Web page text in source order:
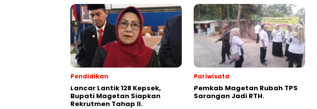
Pendidikan
Lancar Lantik 128 Kepsek,
Bupati Magetan Siapkan
Rekrutmen Tahap II.
Pariwisata
Pemkab Magetan Rubah TPS
Sarangan Jadi RTH.